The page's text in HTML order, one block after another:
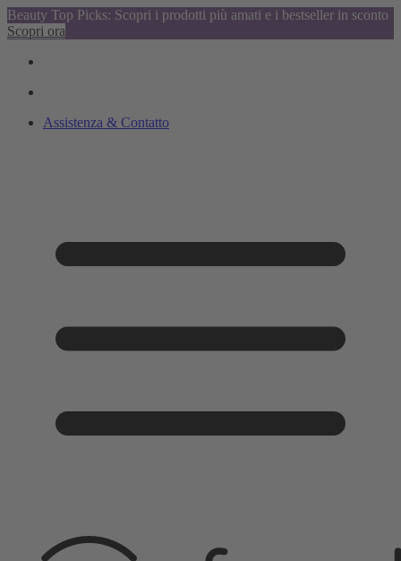
Beauty Top Picks: Scopri i prodotti più amati e i bestseller in sconto
Scopri ora
Assistenza & Contatto